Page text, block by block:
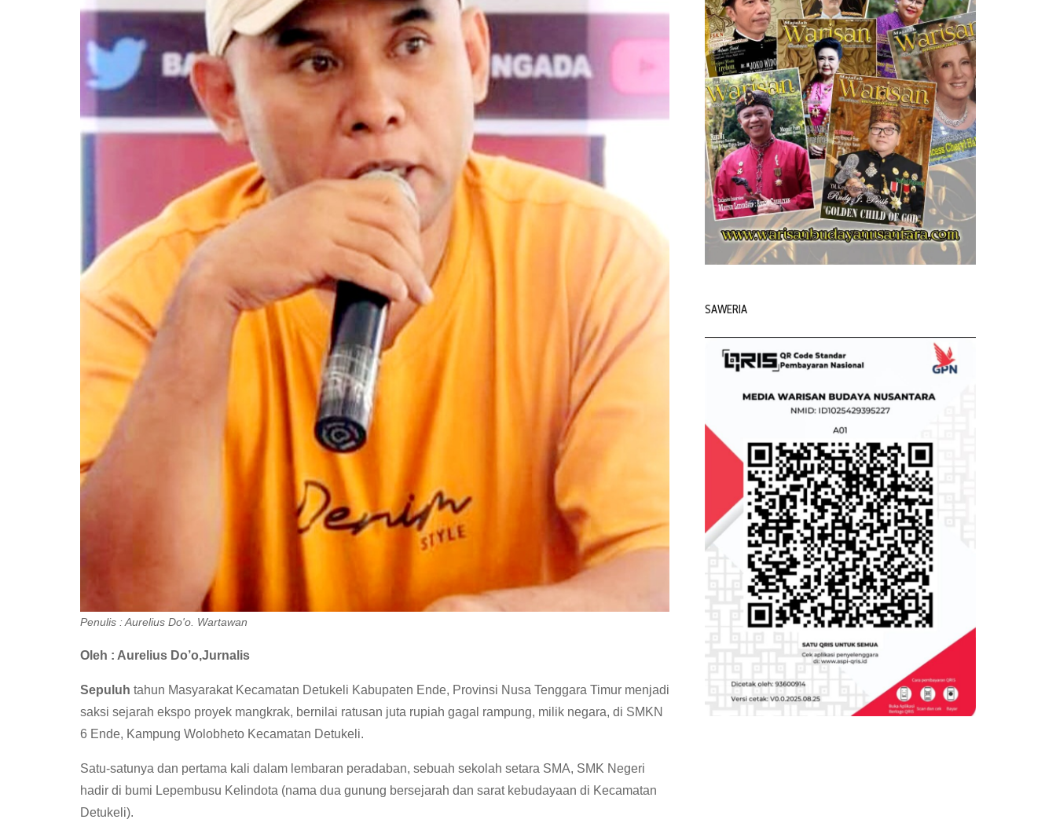
Penulis : Aurelius Do'o. Wartawan
Oleh : Aurelius Do’o,Jurnalis
Sepuluh tahun Masyarakat Kecamatan Detukeli Kabupaten Ende, Provinsi Nusa Tenggara Timur menjadi
saksi sejarah ekspo proyek mangkrak, bernilai ratusan juta rupiah gagal rampung, milik negara, di SMKN
6 Ende, Kampung Wolobheto Kecamatan Detukeli.
Satu-satunya dan pertama kali dalam lembaran peradaban, sebuah sekolah setara SMA, SMK Negeri
hadir di bumi Lepembusu Kelindota (nama dua gunung bersejarah dan sarat kebudayaan di Kecamatan
Detukeli).
SAWERIA